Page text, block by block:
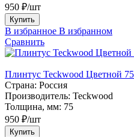
950 ₽/шт
Купить
В избранное В избранном
Сравнить
Плинтус Teckwood Цветной
Страна: Россия
Производитель: Teckwood
Толщина, мм: 75
950 ₽/шт
Купить